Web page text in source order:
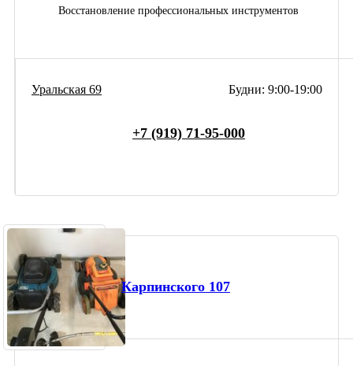
Восстановление профессиональных инструментов
Будни: 9:00-19:00
Уральская 69
+7 (919) 71-95-000
Карпинского 107